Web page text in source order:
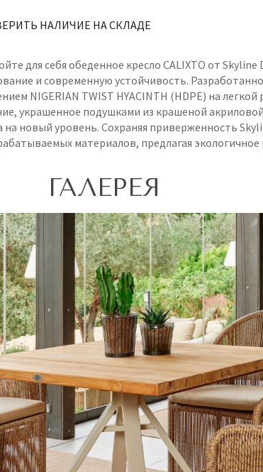
НАЛИЧИЕ НА СКЛАДЕ
для себя обеденное кресло CALIXTO от Skyline
и современную устойчивость.
NIGERIAN TWIST HYACINTH (HDPE) на
украшенное подушками из крашеной
на новый уровень. Сохраняя приверженность
материалов, предлагая
ГАЛЕРЕЯ